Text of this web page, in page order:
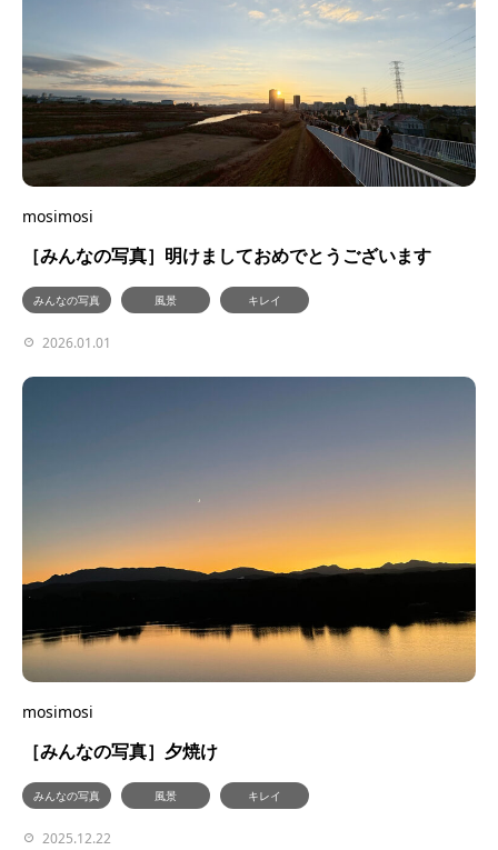
mosimosi
［みんなの写真］明けましておめでとうございます
みんなの写真 風景 キレイ
2026.01.01
mosimosi
［みんなの写真］夕焼け
みんなの写真 風景 キレイ
2025.12.22